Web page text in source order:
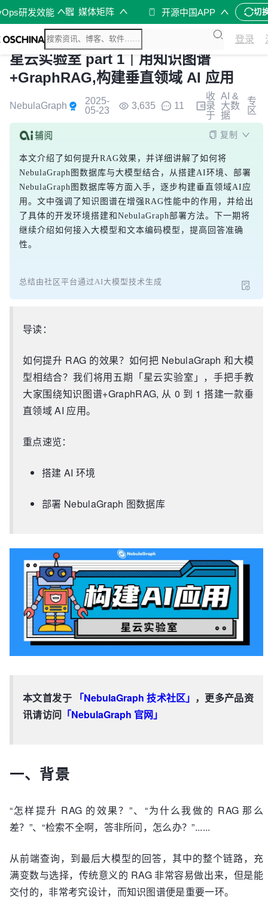
研发效能 媒体矩阵 开源中国APP 切
登录
星云实验室 part 1｜用知识图谱
+GraphRAG,构建垂直领域 AI 应用
NebulaGraph
2025-
05-23
3,635 11
收
录
于
AI &
大数
据
专
区
复制
本文介绍了如何提升RAG效果，并详细讲解了如何将
NebulaGraph图数据库与大模型结合，从搭建AI环境、部署
NebulaGraph图数据库等方面入手，逐步构建垂直领域AI应
用。文中强调了知识图谱在增强RAG性能中的作用，并给出
了具体的开发环境搭建和NebulaGraph部署方法。下一期将
继续介绍如何接入大模型和文本编码模型，提高回答准确
性。
总结由社区平台通过AI大模型技术生成
导读：
如何提升 RAG 的效果？如何把 NebulaGraph 和大模
型相结合？我们将用五期「星云实验室」，手把手教
大家围绕知识图谱+GraphRAG, 从 0 到 1 搭建一款垂
直领域 AI 应用。
重点速览：
搭建 AI 环境
部署 NebulaGraph 图数据库
本文首发于 「NebulaGraph 技术社区」 ，更多产品资
讯请访问 「NebulaGraph 官网」
一、背景
“怎样提升 RAG 的效果？”、“为什么我做的 RAG 那么
差？”、“检索不全啊，答非所问，怎么办？”......
从前端查询，到最后大模型的回答，其中的整个链路，充
满变数与选择，传统意义的 RAG 非常容易做出来，但是能
交付的，非常考究设计，而知识图谱便是重要一环。